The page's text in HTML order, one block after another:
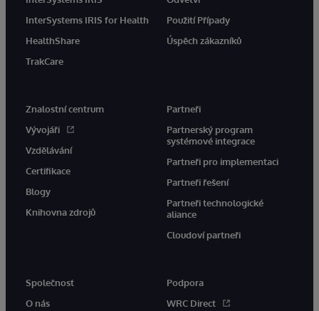
InterSystems IRIS for Health
HealthShare
TrakCare
Použití Případy
Úspěch zákazníků
Znalostní centrum
Vývojáři
Vzdělávání
Certifikace
Blogy
Knihovna zdrojů
Partneři
Partnerský program
systémové integrace
Partneři pro implementaci
Partneři řešení
Partneři technologické
aliance
Cloudoví partneři
Společnost
O nás
Podpora
WRC Direct